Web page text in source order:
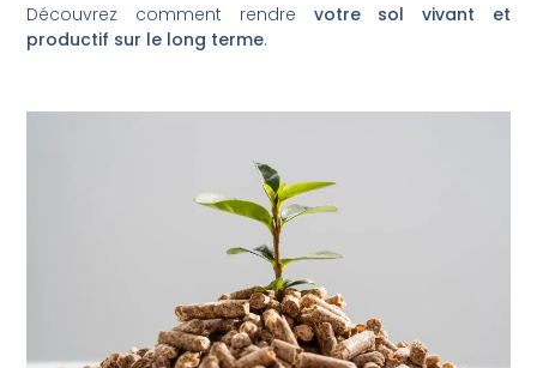
Découvrez comment rendre votre sol vivant et
productif sur le long terme.